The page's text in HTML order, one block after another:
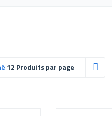
12 Produits par page